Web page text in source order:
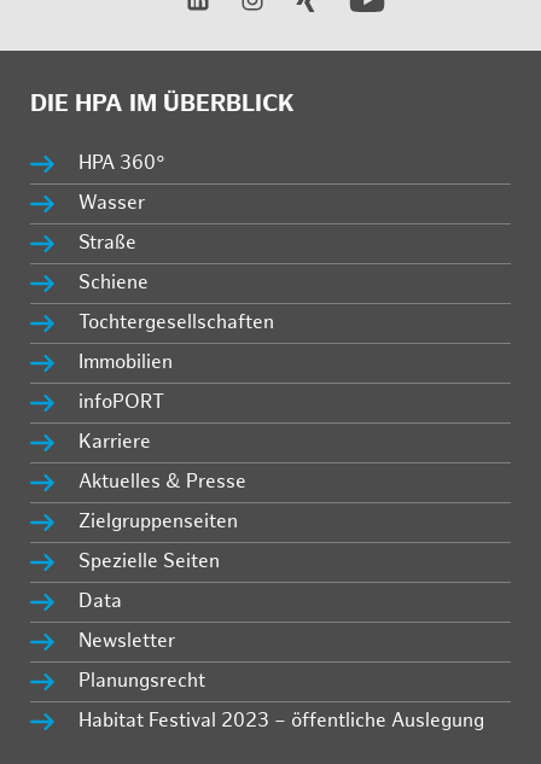
DIE HPA IM ÜBERBLICK
HPA 360°
Wasser
Straße
Schiene
Tochtergesellschaften
Immobilien
infoPORT
Karriere
Aktuelles & Presse
Zielgruppenseiten
Spezielle Seiten
Data
Newsletter
Planungsrecht
Habitat Festival 2023 – öffentliche Auslegung